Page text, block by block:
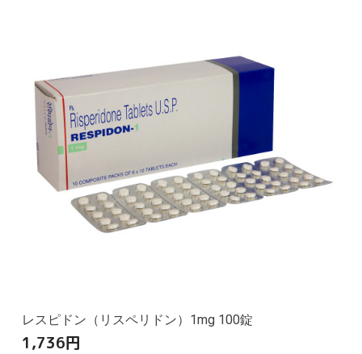
レスピドン（リスペリドン）1mg 100錠
1,736円